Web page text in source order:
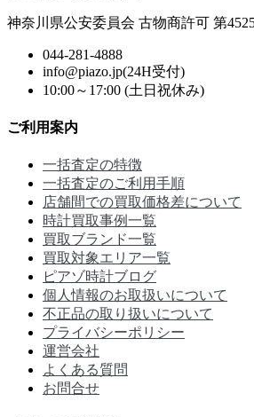
神奈川県公安委員会 古物商許可 第
044-281-4888
info@piazo.jp(24H受付)
10:00～17:00 (土日祝休み)
ご利用案内
一括査定の特徴
一括査定のご利用手順
店舗間での買取価格差について
時計買取事例一覧
買取ブランド一覧
買取対象エリア一覧
ピアゾ時計ブログ
個人情報のお取扱いについて
不正品の取り扱いについて
プライバシーポリシー
運営会社
よくある質問
お問合せ